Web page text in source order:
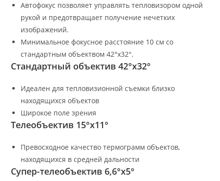
Автофокус позволяет управлять тепловизором одной
рукой и предотвращает получение нечетких
изображений.
Минимальное фокусное расстояние 10 см со
стандартным объектвом 42°x32°.
Стандартный объектив 42°x32°
Идеален для тепловизионной съемки близко
находящихся объектов
Широкое поле зрения
Телеобъектив 15°x11°
Превосходное качество термограмм объектов,
находящихся в средней дальности
Супер-телеобъектив 6,6°x5°